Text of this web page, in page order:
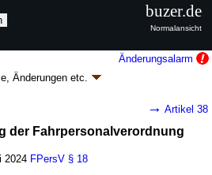
Änderungsalarm
Änderungen etc.
Nr. 236, 331; Geltung ab 19.07.2024,
/ Entwurf / Begründung
→ Artikel 38
der Fahrpersonalverordnung
2024 FPersV § 18
buzer.de
Normalansicht